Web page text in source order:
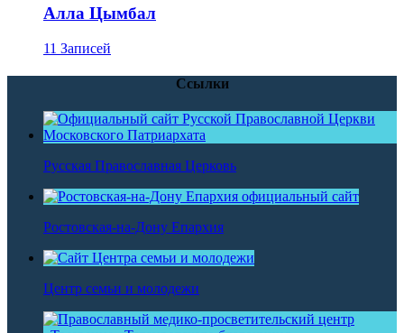
Алла Цымбал
11 Записей
Ссылки
Русская Православная Церковь
Ростовская-на-Дону Епархия
Центр семьи и молодежи